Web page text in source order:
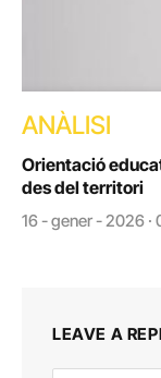
ANÀLISI
Orientació
des del territori
16 - gener - 2026 ·
LEAVE A